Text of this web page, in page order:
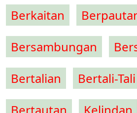
Berkaitan
Bersambungan
Bertalian
Bertali-Tali